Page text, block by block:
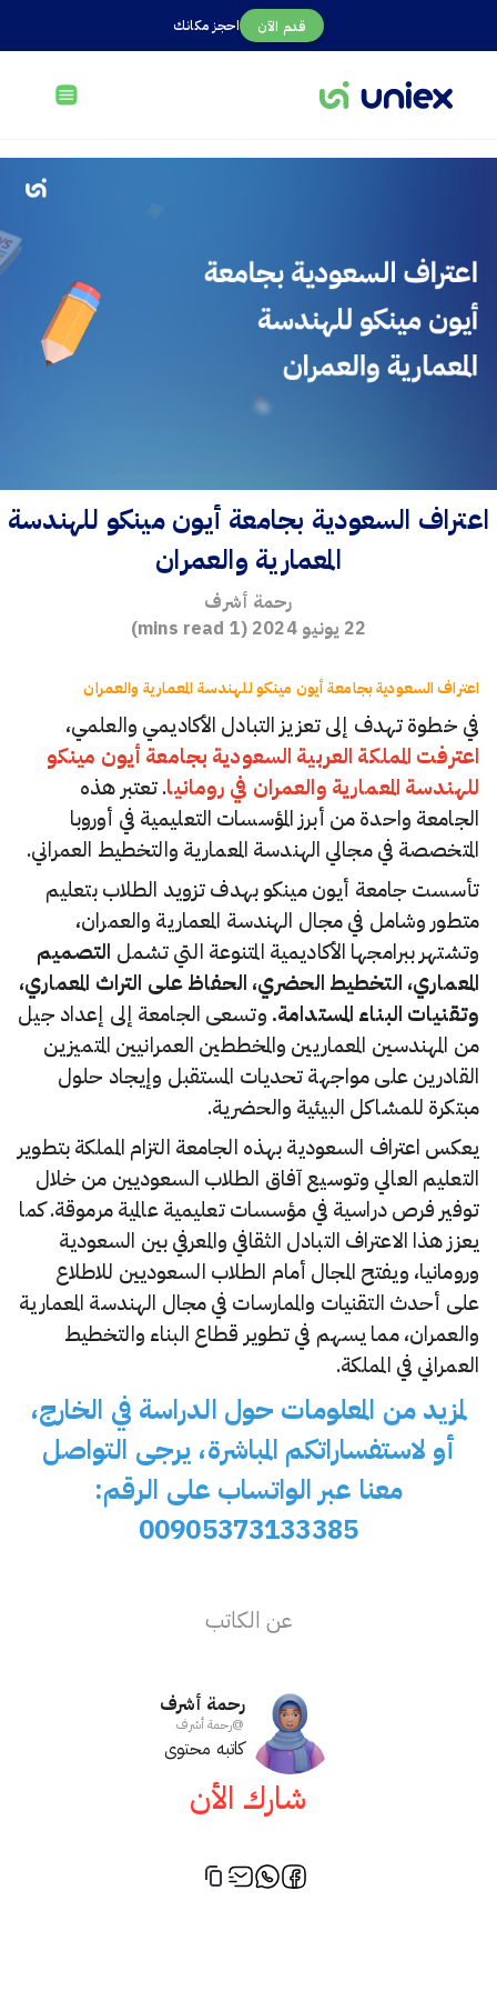
احجز مكانك قدم الآن
اعتراف السعودية بجامعة أيون مينكو للهندسة
المعمارية والعمران
رحمة أشرف
22 يونيو 2024
(
1
اعتراف السعودية بجامعة أيون مينكو للهندسة المعمارية والعمران
في خطوة تهدف إلى تعزيز التبادل الأكاديمي والعلمي،
اعترفت المملكة العربية السعودية بجامعة أيون مينكو
للهندسة المعمارية والعمران في رومانيا. تعتبر هذه
الجامعة واحدة من أبرز المؤسسات التعليمية في أوروبا
المتخصصة في مجالي الهندسة المعمارية والتخطيط العمراني.
تأسست جامعة أيون مينكو بهدف تزويد الطلاب بتعليم
متطور وشامل في مجال الهندسة المعمارية والعمران،
وتشتهر ببرامجها الأكاديمية المتنوعة التي تشمل التصميم
المعماري، التخطيط الحضري، الحفاظ على التراث المعماري،
وتقنيات البناء المستدامة. وتسعى الجامعة إلى إعداد جيل
من المهندسين المعماريين والمخططين العمرانيين المتميزين
القادرين على مواجهة تحديات المستقبل وإيجاد حلول
مبتكرة للمشاكل البيئية والحضرية.
يعكس اعتراف السعودية بهذه الجامعة التزام المملكة بتطوير
التعليم العالي وتوسيع آفاق الطلاب السعوديين من خلال
توفير فرص دراسية في مؤسسات تعليمية عالمية مرموقة. كما
يعزز هذا الاعتراف التبادل الثقافي والمعرفي بين السعودية
ورومانيا، ويفتح المجال أمام الطلاب السعوديين للاطلاع
على أحدث التقنيات والممارسات في مجال الهندسة المعمارية
والعمران، مما يسهم في تطوير قطاع البناء والتخطيط
العمراني في المملكة.
لمزيد من المعلومات حول الدراسة في الخارج،
أو لاستفساراتكم المباشرة، يرجى التواصل
معنا عبر الواتساب على الرقم:
00905373133385
عن الكاتب
رحمة أشرف
@رحمة أشرف
كاتبه محتوى
شارك الأن